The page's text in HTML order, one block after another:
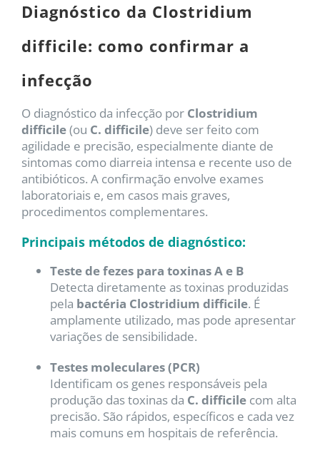
Diagnóstico da Clostridium
difficile: como confirmar a
infecção
O diagnóstico da infecção por Clostridium
difficile(ou C. difficile) deve ser feito com
agilidade e precisão, especialmente diante de
sintomas como diarreia intensa e recente uso de
antibióticos. A confirmação envolve exames
laboratoriais e, em casos mais graves,
procedimentos complementares.
Principais métodos de diagnóstico:
Teste de fezes para toxinas A e B
Detecta diretamente as toxinas produzidas
pela bactéria Clostridium difficile. É
amplamente utilizado, mas pode apresentar
variações de sensibilidade.
Testes moleculares (PCR)
Identificam os genes responsáveis pela
produção das toxinas da C. difficilecom alta
precisão. São rápidos, específicos e cada vez
mais comuns em hospitais de referência.